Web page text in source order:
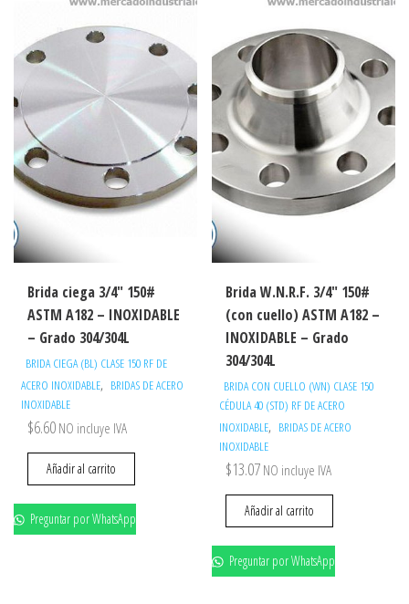
Brida ciega 3/4″ 150#
ASTM A182 – INOXIDABLE
– Grado 304/304L
BRIDA CIEGA (BL) CLASE 150 RF DE
ACERO INOXIDABLE, BRIDAS DE ACERO
INOXIDABLE
$6.60 NO incluye IVA
Añadir al carrito
Preguntar por WhatsApp
Brida W.N.R.F. 3/4″ 150#
(con cuello) ASTM A182 –
INOXIDABLE – Grado
304/304L
BRIDA CON CUELLO (WN) CLASE 150
CÉDULA 40 (STD) RF DE ACERO
INOXIDABLE, BRIDAS DE ACERO
INOXIDABLE
$13.07 NO incluye IVA
Añadir al carrito
Preguntar por WhatsApp